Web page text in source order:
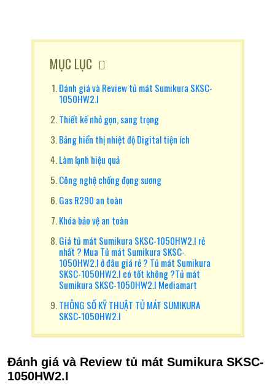
MỤC LỤC
Đánh giá và Review tủ mát Sumikura SKSC-
1050HW2.I
Thiết kế nhỏ gọn, sang trọng
Bảng hiển thị nhiệt độ Digital tiện ích
Làm lạnh hiệu quả
Công nghệ chống đọng sương
Gas R290 an toàn
Khóa bảo vệ an toàn
Giá tủ mát Sumikura SKSC-1050HW2.I rẻ
nhất ? Mua Tủ mát Sumikura SKSC-
1050HW2.I ở đâu giá rẻ ? Tủ mát Sumikura
SKSC-1050HW2.I có tốt không ?Tủ mát
Sumikura SKSC-1050HW2.I Mediamart
THÔNG SỐ KỸ THUẬT TỦ MÁT SUMIKURA
SKSC-1050HW2.I
Đánh giá và Review tủ mát Sumikura SKSC-
1050HW2.I